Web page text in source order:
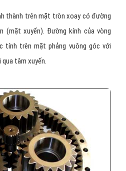
thành trên mặt tròn xoay có đường
(mặt xuyến). Đường kính của vòng
tính trên mặt phảng vuông góc với
tâm xuyến.